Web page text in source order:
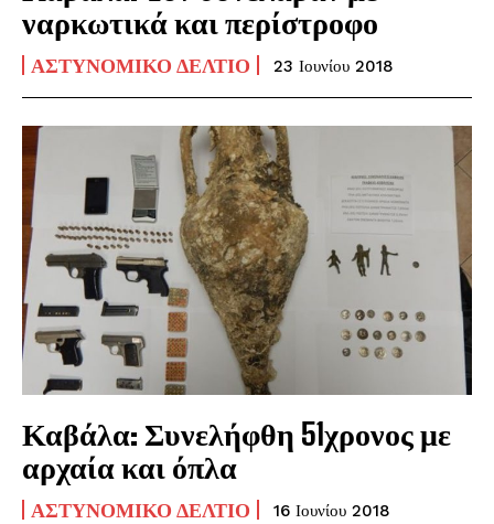
ναρκωτικά και περίστροφο
ΑΣΤΥΝΟΜΙΚΌ ΔΕΛΤΊΟ 23 Ιουνίου 2018
Καβάλα: Συνελήφθη 51χρονος με
αρχαία και όπλα
ΑΣΤΥΝΟΜΙΚΌ ΔΕΛΤΊΟ 16 Ιουνίου 2018